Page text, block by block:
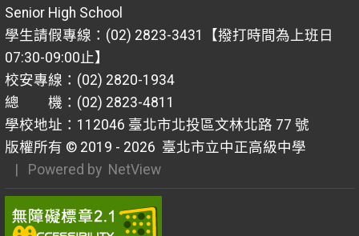
Senior High School
學生請假專線：(02) 2823-3431【撥打時間為上班日
07:30-09:00止】
校安專線：(02) 2820-1934
總 機：(02) 2823-4811
學校地址：112046 臺北市北投區文林北路 77 號
版權所有 © 2019 - 2026 臺北市立中正高級中學
| Powered by NetView